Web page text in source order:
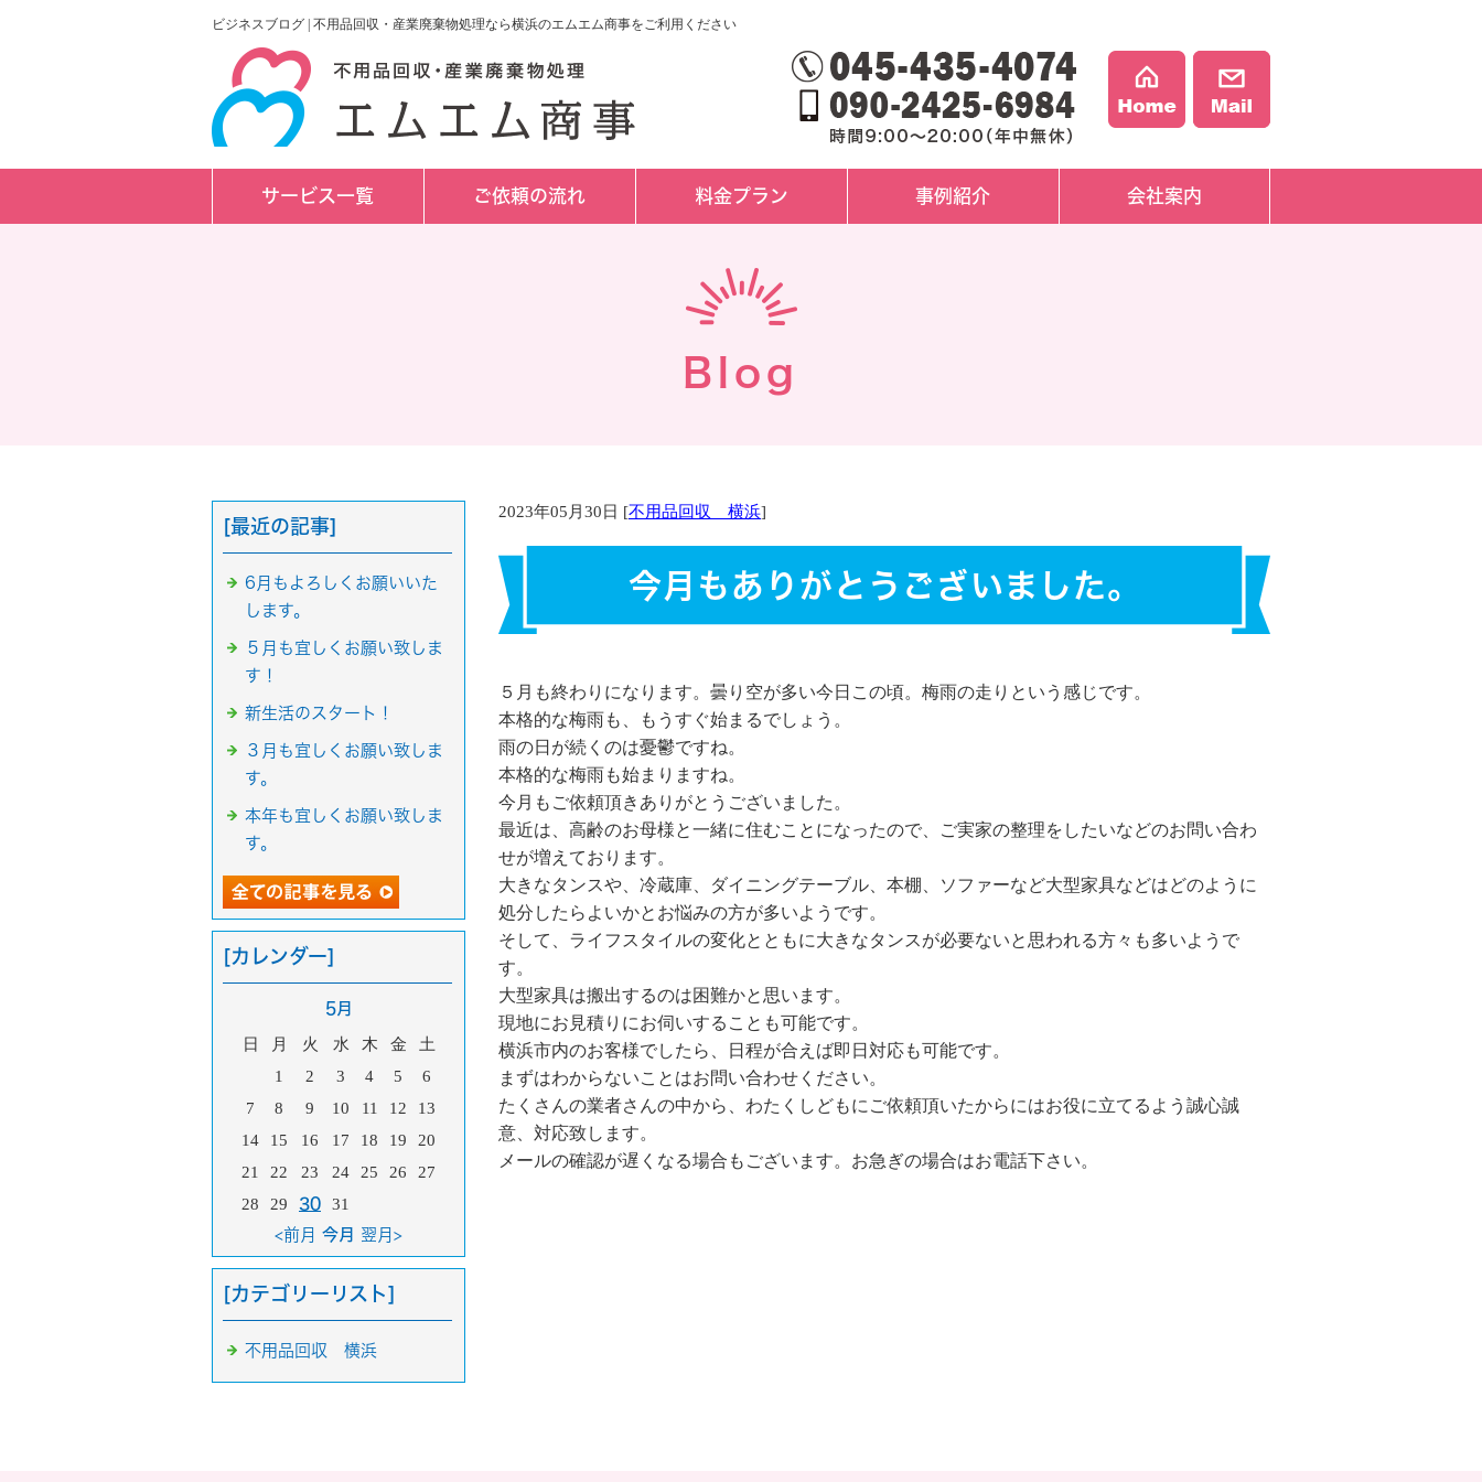
ビジネスブログ | 不用品回収・産業廃棄物処理なら横浜のエムエム商事をご利用ください
サービス一覧 ご依頼の流れ 料金プラン 事例紹介 会社案内
Blog
2023年05月30日 [不用品回収 横浜]
今月もありがとうございました。
５月も終わりになります。曇り空が多い今日この頃。梅雨の走りという感じです。
本格的な梅雨も、もうすぐ始まるでしょう。
雨の日が続くのは憂鬱ですね。
本格的な梅雨も始まりますね。
今月もご依頼頂きありがとうございました。
最近は、高齢のお母様と一緒に住むことになったので、ご実家の整理をしたいなどのお問い合わ
せが増えております。
大きなタンスや、冷蔵庫、ダイニングテーブル、本棚、ソファーなど大型家具などはどのように
処分したらよいかとお悩みの方が多いようです。
そして、ライフスタイルの変化とともに大きなタンスが必要ないと思われる方々も多いようで
す。
大型家具は搬出するのは困難かと思います。
現地にお見積りにお伺いすることも可能です。
横浜市内のお客様でしたら、日程が合えば即日対応も可能です。
まずはわからないことはお問い合わせください。
たくさんの業者さんの中から、わたくしどもにご依頼頂いたからにはお役に立てるよう誠心誠
意、対応致します。
メールの確認が遅くなる場合もございます。お急ぎの場合はお電話下さい。
[最近の記事]
6月もよろしくお願いいた
します。
５月も宜しくお願い致しま
す！
新生活のスタート！
３月も宜しくお願い致しま
す。
本年も宜しくお願い致しま
す。
[カレンダー]
5月
日 月 火 水 木 金
土
1
2 3 4 5
6
7
8 9 10 11 12
13
14
15 16 17 18 19
20
21
22 23 24 25 26
27
28
29 30 31
<前月 今月 翌月>
[カテゴリーリスト]
不用品回収 横浜